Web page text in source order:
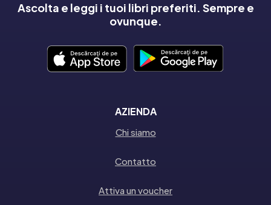
Ascolta e leggi i tuoi libri preferiti. Sempre e
ovunque.
AZIENDA
Chi siamo
Contatto
Attiva un voucher